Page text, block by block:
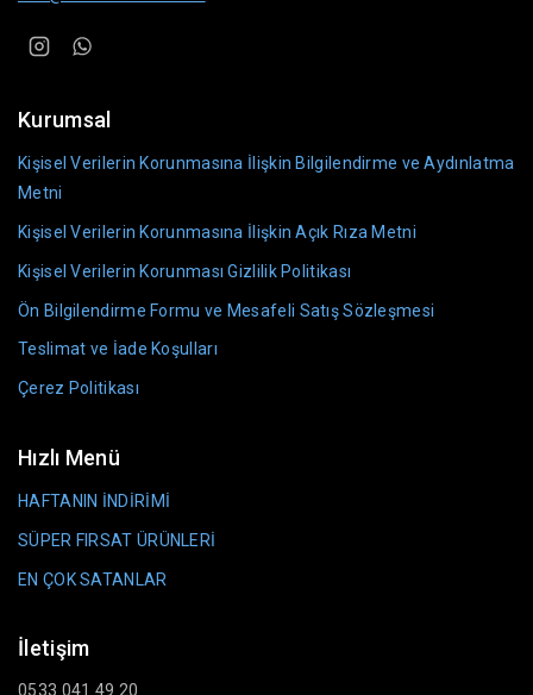
Kurumsal
Kişisel Verilerin Korunmasına İlişkin Bilgilendirme ve Aydınlatma
Metni
Kişisel Verilerin Korunmasına İlişkin Açık Rıza Metni
Kişisel Verilerin Korunması Gizlilik Politikası
Ön Bilgilendirme Formu ve Mesafeli Satış Sözleşmesi
Teslimat ve İade Koşulları
Çerez Politikası
Hızlı Menü
HAFTANIN İNDİRİMİ
SÜPER FIRSAT ÜRÜNLERİ
EN ÇOK SATANLAR
İletişim
0533 041 49 20